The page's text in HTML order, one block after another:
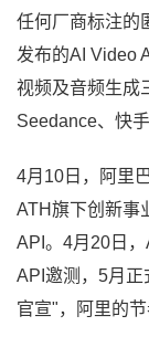
任何厂商标注的
发布的AI Video
视频及音频生成
Seedance、快
4月10日，阿里
ATH旗下创新事
API。4月20日
API邀测，5月
官宣"，阿里的节